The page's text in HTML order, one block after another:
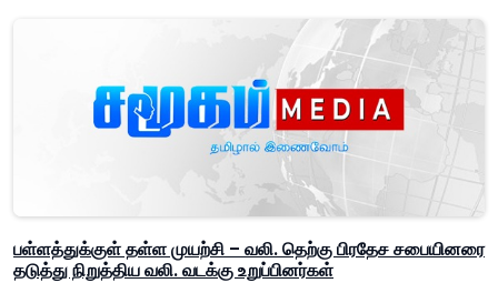
பள்ளத்துக்குள் தள்ள முயற்சி – வலி. தெற்கு பிரதேச சபையினரை
தடுத்து நிறுத்திய வலி. வடக்கு உறுப்பினர்கள்